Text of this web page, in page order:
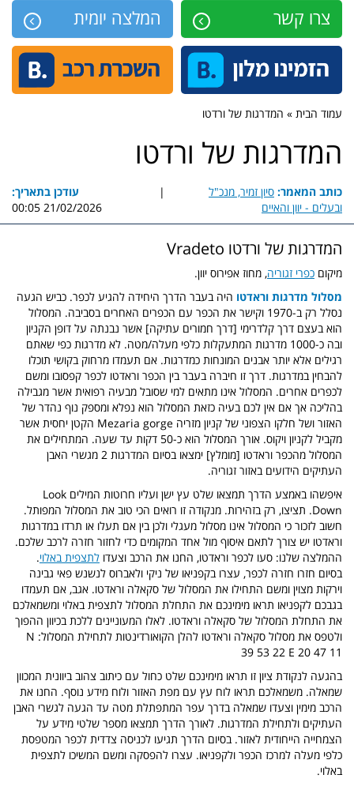
צרו קשר המלצה יומית
עמוד הבית » המדרגות של ורדטו
המדרגות של ורדטו
כותב המאמר: סיון זמיר, מנכ"ל
ובעלים - יוון והאיים
|
עודכן בתאריך:
21/02/2026 00:05
המדרגות של ורדטו Vradeto
מיקום כפרי זגוריה, מחוז אפירוס יוון.
מסלול מדרגות וראדטו היה בעבר הדרך היחידה להגיע לכפר. כביש הגעה
נסלל רק ב-1970 וקישר את הכפר עם הכפרים האחרים בסביבה. המסלול
הוא בעצם דרך קלדרימי [דרך חמורים עתיקה] אשר נבנתה על דופן הקניון
ובה כ-1000 מדרגות המתעקלות כלפי מעלה/מטה. לא מדרגות כפי שאתם
רגילים אלא יותר אבנים המונחות כמדרגות. אם תעמדו מרחוק בקושי תוכלו
להבחין במדרגות. דרך זו חיברה בעבר בין הכפר וראדטו לכפר קפסובו ומשם
לכפרים אחרים. המסלול אינו מתאים למי שסובל מבעיה רפואית אשר מגבילה
בהליכה אך אם אין לכם בעיה כזאת המסלול הוא נפלא ומספק נוף נהדר של
האזור ושל חלקו הצפוני של קניון מזריה Mezaria gorge הקטן יחסית אשר
מקביל לקניון ויקוס. אורך המסלול הוא כ-50 דקות עד שעה. המתחילים את
המסלול מהכפר וראדטו [מומלץ] ימצאו בסיום המדרגות 2 מגשרי האבן
העתיקים הידועים באזור זגוריה.
איפשהו באמצע הדרך תמצאו שלט עץ ישן ועליו חרוטות המילים Look
Down. תציצו, רק בזהירות. מנקודה זו רואים הכי טוב את המסלול המפותל.
חשוב לזכור כי המסלול אינו מסלול מעגלי ולכן בין אם תעלו או תרדו במדרגות
וראדטו יש צורך לתאם איסוף מול אחד המקומים כדי לחזור חזרה לרכב שלכם.
ההמלצה שלנו: סעו לכפר וראדטו, החנו את הרכב וצעדו לתצפית באלוי.
בסיום חזרו חזרה לכפר, עצרו בקפניאו של ניקי ולאברוס לנשנש פאי גבינה
וירקות מצוין ומשם התחילו את המסלול של סקאלה וראדטו. אגב, אם תעמדו
בגבכם לקפניאו תראו מימינכם את התחלת המסלול לתצפית באלוי ומשמאלכם
את התחלת המסלול של סקאלה וראדטו. לאלו המעוניינים ללכת בכיוון ההפוך
ולטפס את מסלול סקאלה וראדטו להלן הקואורדינטות לתחילת המסלול: N
39 53 22 E 20 47 11
בהגעה לנקודת ציון זו תראו מימינכם שלט כחול עם כיתוב צהוב ביוונית המכוון
שמאלה. משמאלכם תראו לוח עץ עם מפת האזור ולוח מידע נוסף. החנו את
הרכב מימין וצעדו שמאלה בדרך עפר המתפתלת מטה עד הגעה לגשרי האבן
העתיקים ולתחילת המדרגות. לאורך הדרך תמצאו מספר שלטי מידע על
הצמחייה הייחודית לאזור. בסיום הדרך תגיעו לכניסה צדדית לכפר המטפסת
כלפי מעלה למרכז הכפר ולקפניאו. עצרו להפסקה ומשם המשיכו לתצפית
באלוי.